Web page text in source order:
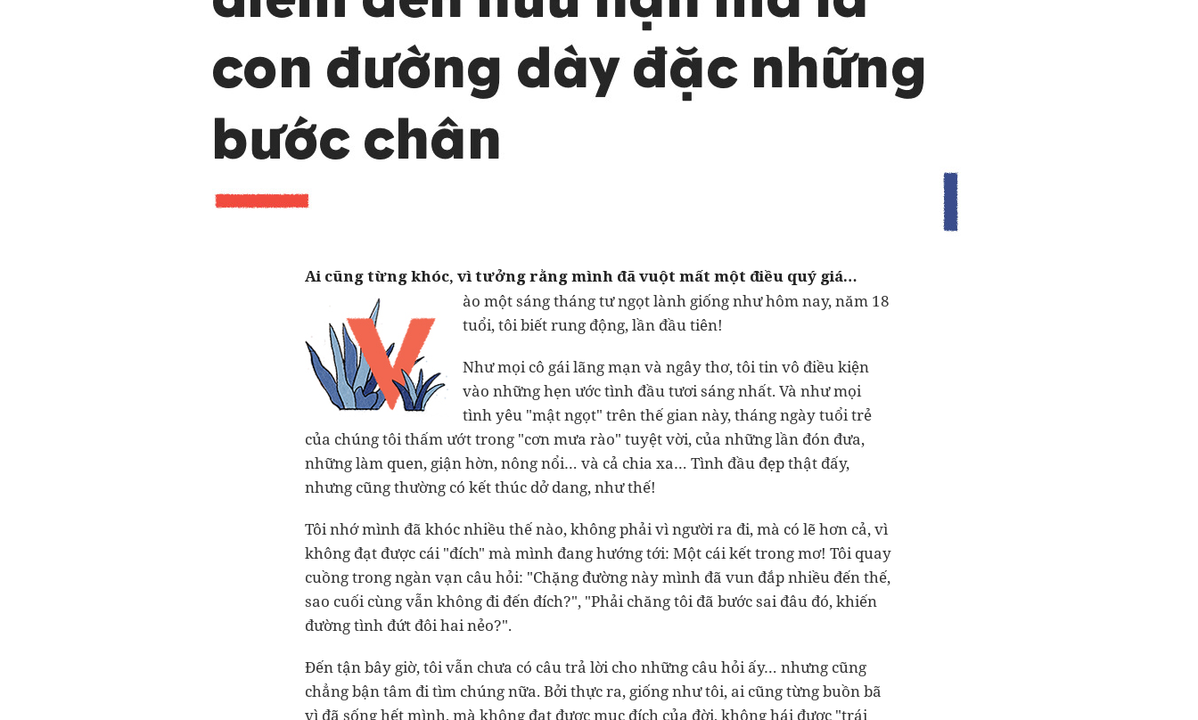
Ai cũng từng khóc, vì tưởng rằng mình đã vuột mất một điều quý giá…
ào một sáng tháng tư ngọt lành giống như hôm nay, năm 18
tuổi, tôi biết rung động, lần đầu tiên!
Như mọi cô gái lãng mạn và ngây thơ, tôi tin vô điều kiện
vào những hẹn ước tình đầu tươi sáng nhất. Và như mọi
tình yêu "mật ngọt" trên thế gian này, tháng ngày tuổi trẻ
của chúng tôi thấm ướt trong "cơn mưa rào" tuyệt vời, của những lần đón đưa,
những làm quen, giận hờn, nông nổi… và cả chia xa… Tình đầu đẹp thật đấy,
nhưng cũng thường có kết thúc dở dang, như thế!
Tôi nhớ mình đã khóc nhiều thế nào, không phải vì người ra đi, mà có lẽ hơn cả, vì
không đạt được cái "đích" mà mình đang hướng tới: Một cái kết trong mơ! Tôi quay
cuồng trong ngàn vạn câu hỏi: "Chặng đường này mình đã vun đắp nhiều đến thế,
sao cuối cùng vẫn không đi đến đích?", "Phải chăng tôi đã bước sai đâu đó, khiến
đường tình đứt đôi hai nẻo?".
Đến tận bây giờ, tôi vẫn chưa có câu trả lời cho những câu hỏi ấy… nhưng cũng
chẳng bận tâm đi tìm chúng nữa. Bởi thực ra, giống như tôi, ai cũng từng buồn bã
vì đã sống hết mình, mà không đạt được mục đích của đời, không hái được "trái